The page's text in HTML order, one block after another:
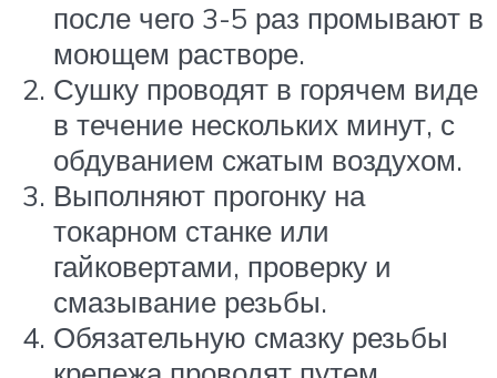
после чего 3-5 раз промывают в
моющем растворе.
Сушку проводят в горячем виде
в течение нескольких минут, с
обдуванием сжатым воздухом.
Выполняют прогонку на
токарном станке или
гайковертами, проверку и
смазывание резьбы.
Обязательную смазку резьбы